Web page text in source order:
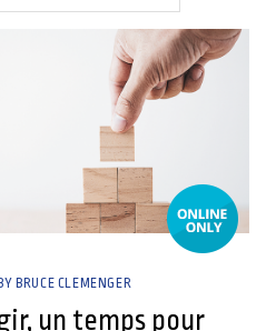
BRUCE CLEMENGER
un temps pour